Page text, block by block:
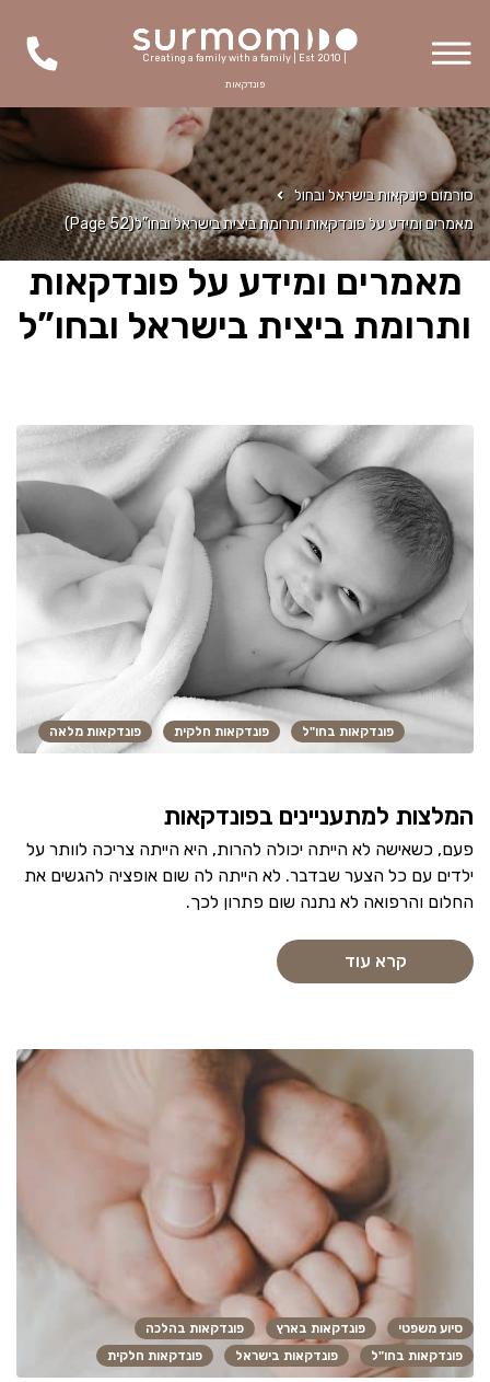
Creating a family with a family | Est 2010 |
פונדקאות
סורמום פונקאות בישראל ובחול
מאמרים ומידע על פונדקאות ותרומת ביצית בישראל ובחו”ל(Page 52)
מאמרים ומידע על פונדקאות
ותרומת ביצית בישראל ובחו”ל
פונדקאות בחו"ל פונדקאות חלקית פונדקאות מלאה
המלצות למתעניינים בפונדקאות
פעם, כשאישה לא הייתה יכולה להרות, היא הייתה צריכה לוותר על
ילדים עם כל הצער שבדבר. לא הייתה לה שום אופציה להגשים את
החלום והרפואה לא נתנה שום פתרון לכך.
קרא עוד
סיוע משפטי פונדקאות בארץ
פונדקאות בהלכה
פונדקאות בחו"ל
פונדקאות בישראל פונדקאות חלקית